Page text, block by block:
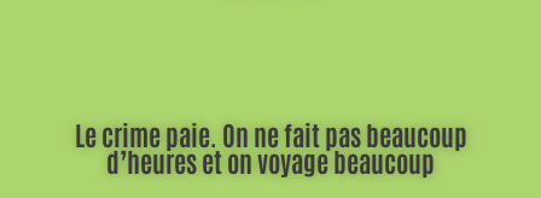
Le crime paie. On ne fait pas beaucoup
d’heures et on voyage beaucoup